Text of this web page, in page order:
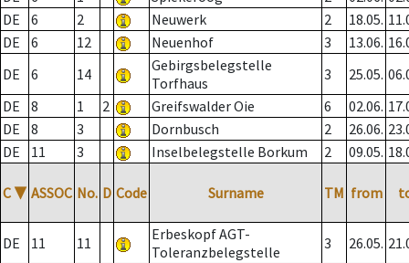
DE
6 2 Neuwerk 2 18.05.
DE
6 12 Neuenhof 3 13.06.
DE
6 14
Gebirgsbelegstelle
Torfhaus
3 25.05.
DE
8 1 2 Greifswalder Oie 6 02.06.
DE
8 3 Dornbusch 2 26.06.
DE
11 3 Inselbelegstelle Borkum 2 09.05.
C ▼ ASSOC No. D Code Surname TM from
DE 11 11
Erbeskopf AGT-
Toleranzbelegstelle
3 26.05.